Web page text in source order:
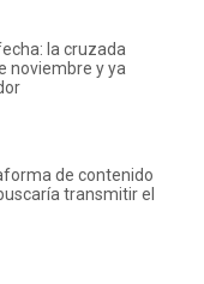
la cruzada
noviembre y ya
de contenido
transmitir el